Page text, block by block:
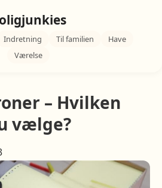
Indretning Til familien
Have
Værelse
– Hvilken
vælge?